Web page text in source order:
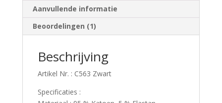
aantal
Aanvullende informatie
Beoordelingen (1)
Beschrijving
Artikel Nr. : C563 Zwart
Specificaties :